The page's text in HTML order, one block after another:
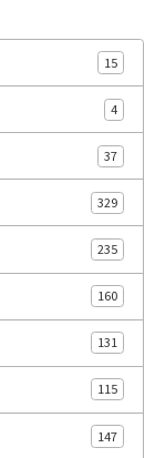
15
4
37
329
235
160
131
115
147